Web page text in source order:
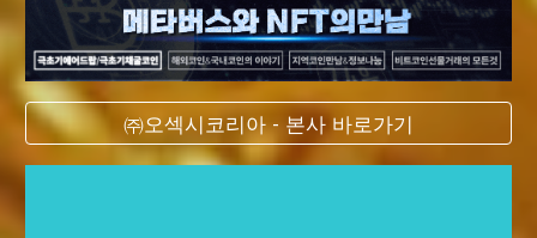
㈜오섹시코리아 - 본사 바로가기